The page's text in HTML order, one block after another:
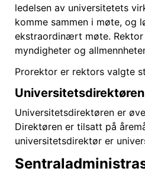
ledelsen av universitetets
komme sammen i møte, og
ekstraordinært møte.
myndigheter og
Prorektor er rektors valgte
Universitetsdirektøren
Universitetsdirektøren er
Direktøren er tilsatt på
universitetsdirektør er